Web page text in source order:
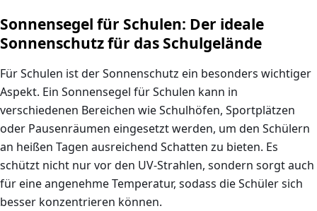
Sonnensegel für Schulen: Der ideale
Sonnenschutz für das Schulgelände
Für Schulen ist der Sonnenschutz ein besonders wichtiger
Aspekt. Ein Sonnensegel für Schulen kann in
verschiedenen Bereichen wie Schulhöfen, Sportplätzen
oder Pausenräumen eingesetzt werden, um den Schülern
an heißen Tagen ausreichend Schatten zu bieten. Es
schützt nicht nur vor den UV-Strahlen, sondern sorgt auch
für eine angenehme Temperatur, sodass die Schüler sich
besser konzentrieren können.